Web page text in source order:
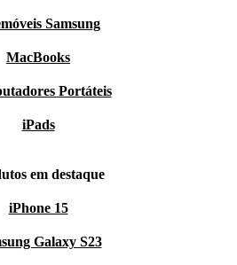
Samsung
MacBooks
Portáteis
iPads
em destaque
iPhone 15
Galaxy S23